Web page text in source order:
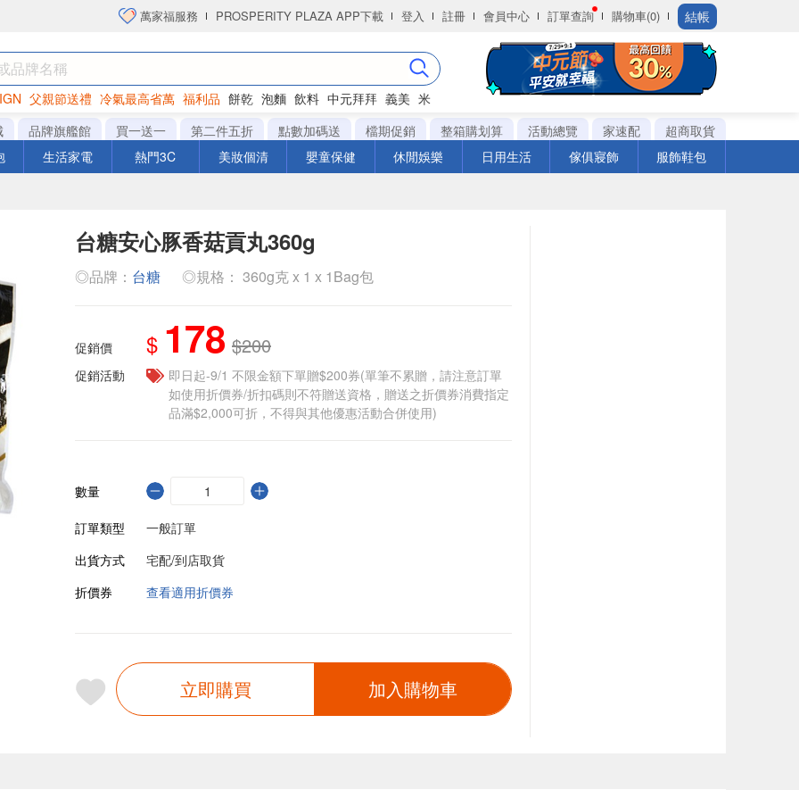
萬家福服務 PROSPERITY PLAZA APP下載 登入 註冊 會員中心 訂單查詢 購物車(0) 結帳
父親節送禮 冷氣最高省萬 福利品 餅乾 泡麵 飲料 中元拜拜 義美 米
衛生紙
品牌旗艦館 買一送一 第二件五折 點數加碼送 檔期促銷 整箱購划算 活動總覽 家速配
超商取貨
生活家電 熱門3C 美妝個清 嬰童保健 休閒娛樂 日用生活 傢俱寢飾 服飾鞋包
台糖安心豚香菇貢丸360g
◎品牌： 台糖 ◎規格： 360g克 x 1 x 1Bag包
促銷價 $ 178 $200
促銷活動
即日起-9/1 不限金額下單贈$200券(單筆不累贈，請注意訂單
如使用折價券/折扣碼則不符贈送資格，贈送之折價券消費指定
品滿$2,000可折，不得與其他優惠活動合併使用)
數量
訂單類型
一般訂單
出貨方式
宅配/到店取貨
折價券
查看適用折價券
立即購買 加入購物車